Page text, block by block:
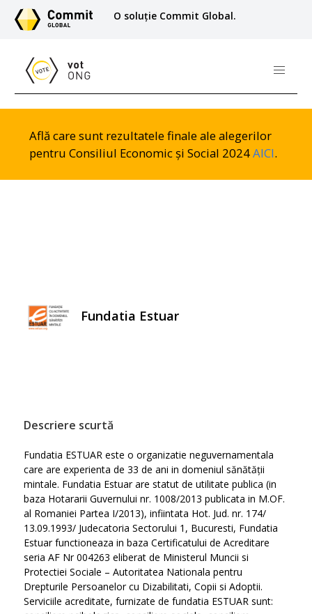
O soluție Commit Global.
Află care sunt rezultatele finale ale alegerilor
pentru Consiliul Economic și Social 2024AICI.
Fundatia Estuar
Descriere scurtă
Fundatia ESTUAR este o organizatie neguvernamentala
care are experienta de 33 de ani in domeniul sănătății
mintale. Fundatia Estuar are statut de utilitate publica (in
baza Hotararii Guvernului nr. 1008/2013 publicata in M.OF.
al Romaniei Partea I/2013), infiintata Hot. Jud. nr. 174/
13.09.1993/ Judecatoria Sectorului 1, Bucuresti, Fundatia
Estuar functioneaza in baza Certificatului de Acreditare
seria AF Nr 004263 eliberat de Ministerul Muncii si
Protectiei Sociale – Autoritatea Nationala pentru
Drepturile Persoanelor cu Dizabilitati, Copii si Adoptii.
Serviciile acreditate, furnizate de fundatia ESTUAR sunt: